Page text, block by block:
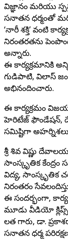
విజ్ఞానం మరియు
సనాతన ధర్మంతో
‘నారీ శక్తి’ వంటి
నిరంతరతను
అన్నారు.
ఈ కార్యక్రమానికి
గుడిపాటి, విలాస్
అభినందించారు.
ఈ కార్యక్రమం
హెరిటేజ్ ఫౌండేషన్,
సమిష్టిగా అహర్నిశలు
శ్రీ శివ విష్ణు
సాంస్కృతిక
విద్య, సాంస్కృతిక
నిరంతరం
ఈ సందర్భంగా,
మూడు వీడియో
లత గారు, డా.
సనాతన ధర్మ